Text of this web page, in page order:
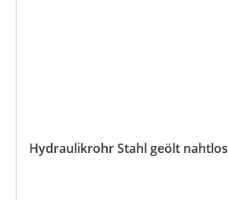
Hydraulikrohr Stahl geölt nahtlos